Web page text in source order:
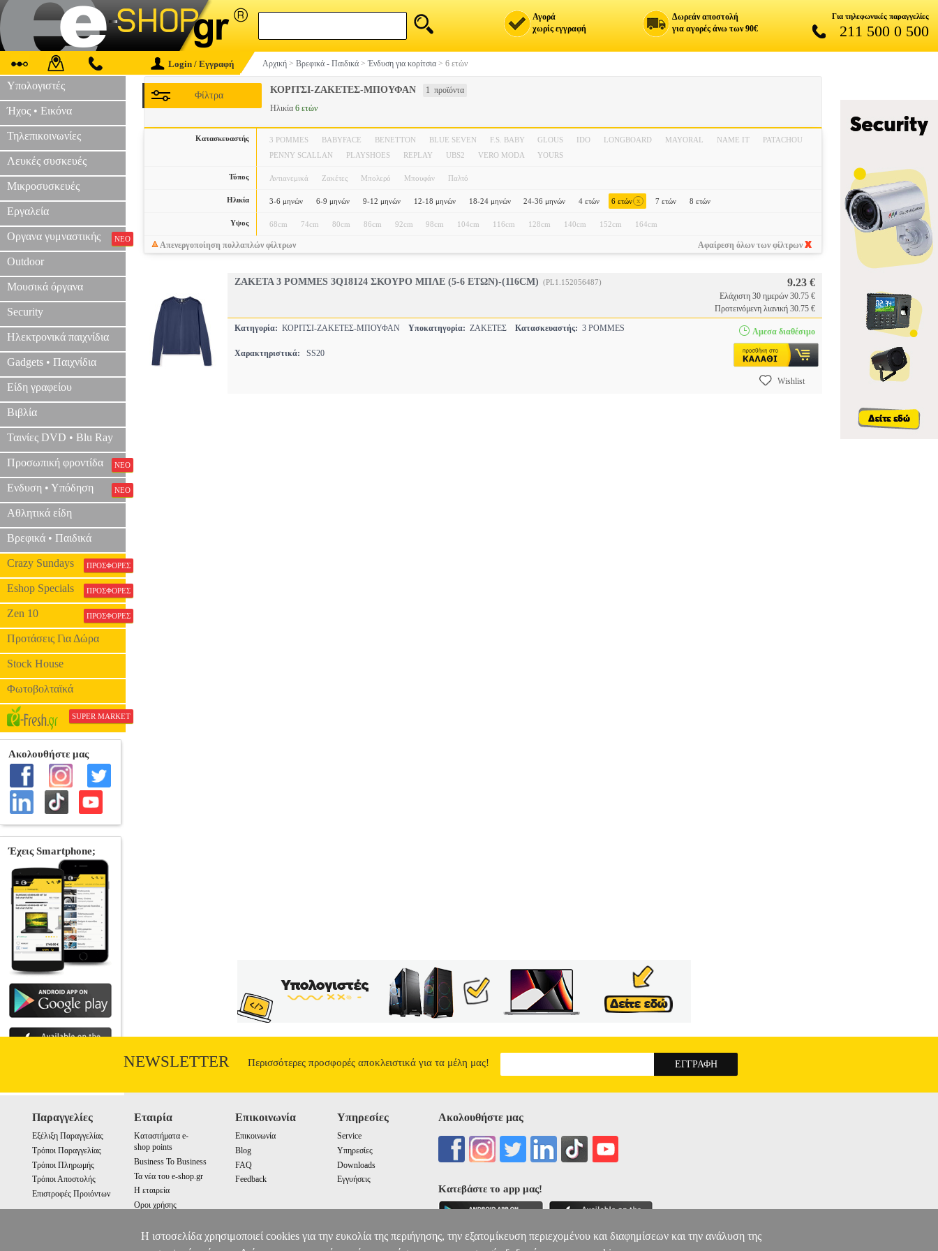
Αγορά
χωρίς εγγραφή
Δωρεάν αποστολή
για αγορές άνω των 90€
Για τηλεφωνικές παραγγελίες
211 500 0 500
Login / Εγγραφή Αρχική > Βρεφικά - Παιδικά >Ένδυση για κορίτσια > 6 ετών
Υπολογιστές
Ήχος • Εικόνα
Τηλεπικοινωνίες
Λευκές συσκευές
Μικροσυσκευές
Εργαλεία
Οργανα γυμναστικής ΝΕΟ
Outdoor
Μουσικά όργανα
Security
Ηλεκτρονικά παιχνίδια
Gadgets • Παιχνίδια
Είδη γραφείου
Βιβλία
Ταινίες DVD • Blu Ray
Προσωπική φροντίδα ΝΕΟ
Ενδυση • Υπόδηση ΝΕΟ
Αθλητικά είδη
Βρεφικά • Παιδικά
Crazy Sundays ΠΡΟΣΦΟΡΕΣ
Eshop Specials ΠΡΟΣΦΟΡΕΣ
Zen 10 ΠΡΟΣΦΟΡΕΣ
Προτάσεις Για Δώρα
Stock House
Φωτοβολταϊκά
SUPER MARKET
ΚΟΡΙΤΣΙ-ΖΑΚΕΤΕΣ-ΜΠΟΥΦΑΝ 1 προϊόντα
Φίλτρα
Ηλικία 6 ετών
Κατασκευαστής 3 POMMES BABYFACE BENETTON BLUE SEVEN F.S. BABY GLOUS IDO LONGBOARD MAYORAL NAME IT
PATACHOU
PENNY SCALLAN
PLAYSHOES REPLAY UBS2 VERO MODA YOURS
Τύπος Αντιανεμικά Ζακέτες Μπολερό Μπουφάν Παλτό
Ηλικία 3-6 μηνών 6-9 μηνών 9-12 μηνών 12-18 μηνών 18-24 μηνών 24-36 μηνών 4 ετών 6 ετών x 7 ετών 8 ετών
Υψος 68cm 74cm 80cm 86cm 92cm 98cm 104cm 116cm 128cm 140cm 152cm 164cm
Απενεργοποίηση πολλαπλών φίλτρων Αφαίρεση όλων των φίλτρων
ZAKETA 3 POMMES 3Q18124 ΣΚΟΥΡΟ ΜΠΛΕ (5-6 ΕΤΩΝ)-(116CM) (PL1.152056487) 9.23 €
Ελάχιστη 30 ημερών 30.75 €
Προτεινόμενη λιανική 30.75 €
Κατηγορία: ΚΟΡΙΤΣΙ-ΖΑΚΕΤΕΣ-ΜΠΟΥΦΑΝ Υποκατηγορία: ΖΑΚΕΤΕΣ Κατασκευαστής: 3 POMMES
Χαρακτηριστικά: SS20
Αμεσα διαθέσιμο
Wishlist
NEWSLETTER Περισσότερες προσφορές αποκλειστικά για τα μέλη μας!
Παραγγελίες
Εξέλιξη Παραγγελίας
Τρόποι Παραγγελίας
Τρόποι Πληρωμής
Τρόποι Αποστολής
Επιστροφές Προιόντων
Εταιρία
Καταστήματα e-
shop points
Business To Business
Τα νέα του e-shop.gr
Η εταιρεία
Οροι χρήσης
Επικοινωνία
Επικοινωνία
Blog
FAQ
Feedback
Υπηρεσίες
Service
Υπηρεσίες
Downloads
Εγγυήσεις
Ακολουθήστε μας
Κατεβάστε το app μας!
Η ιστοσελίδα χρησιμοποιεί cookies για την ευκολία της περιήγησης, την εξατομίκευση περιεχομένου και διαφημίσεων και την ανάλυση της